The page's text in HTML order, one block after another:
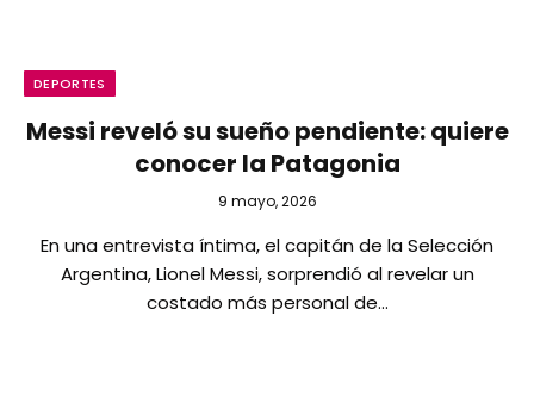
DEPORTES
Messi reveló su sueño pendiente: quiere
conocer la Patagonia
9 mayo, 2026
En una entrevista íntima, el capitán de la Selección
Argentina, Lionel Messi, sorprendió al revelar un
costado más personal de…